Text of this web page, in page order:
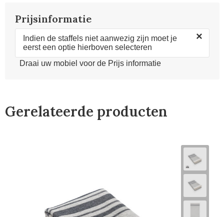
Prijsinformatie
Indien de staffels niet aanwezig zijn moet je
eerst een optie hierboven selecteren
×
Draai uw mobiel voor de Prijs informatie
Gerelateerde producten